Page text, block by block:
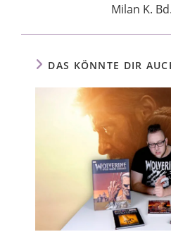
Milan K.
DAS KÖNNTE DIR